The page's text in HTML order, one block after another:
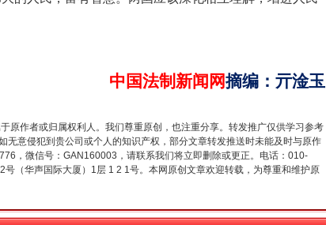
中国法制新闻网摘编 ： 亓淦玉
原作者或归属权利人。我们尊重原创，也注重分享。转发推广仅供学习参考
意侵犯到贵公司或个人的知识产权，部分文章转发推送时未能及时与原作
，微信号：GAN160003，请联系我们将立即删除或更正。电话：010-
（华声国际大厦）1层 1 2 1号。本网原创文章欢迎转载，为尊重和维护原